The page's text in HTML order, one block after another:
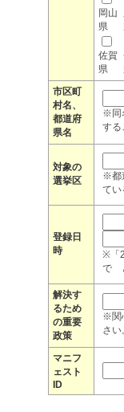
岡山
県
佐賀
県
市区町
村名、
都道府
県名
※同
する
対象の
選挙区
※都
てい
登録日
時
※「
で
解決す
るため
の重要
政策
※関
さい
マニフ
ェスト
ID